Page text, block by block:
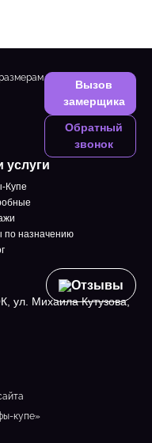
Вызов
замерщика
Обратный
звонок
Отзывы
услуги
Купе
назначению
ул. Михаила Кутузова,
купе»